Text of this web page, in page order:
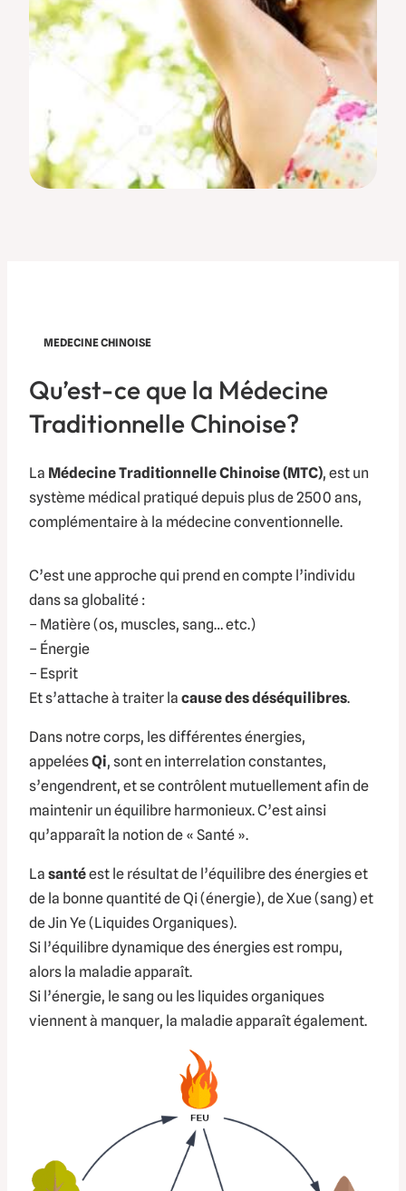
MEDECINE CHINOISE
Qu’est-ce que la Médecine
Traditionnelle Chinoise?
La Médecine Traditionnelle Chinoise (MTC), est un
système médical pratiqué depuis plus de 2500 ans,
complémentaire à la médecine conventionnelle.
C’est une approche qui prend en compte l’individu
dans sa globalité :
– Matière (os, muscles, sang… etc.)
– Énergie
– Esprit
Et s’attache à traiter la cause des déséquilibres.
Dans notre corps, les différentes énergies,
appeléesQi, sont en interrelation constantes,
s’engendrent, et se contrôlent mutuellement afin de
maintenir un équilibre harmonieux. C’est ainsi
qu’apparaît la notion de « Santé ».
La santéest le résultat de l’équilibre des énergies et
de la bonne quantité de Qi(énergie), de Xue(sang)et
de Jin Ye(Liquides Organiques).
Si l’équilibre dynamique des énergies est rompu,
alors la maladie apparaît.
Si l’énergie, le sang ou les liquides organiques
viennent à manquer, la maladie apparaît également.